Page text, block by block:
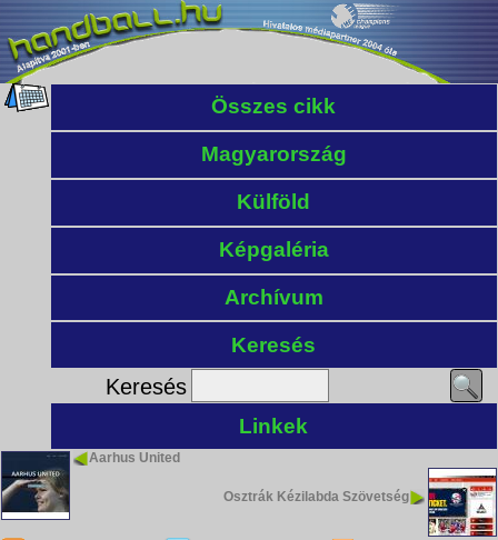
Összes cikk
Magyarország
Külföld
Képgaléria
Archívum
Keresés
Keresés
Linkek
Aarhus United
Osztrák Kézilabda Szövetség